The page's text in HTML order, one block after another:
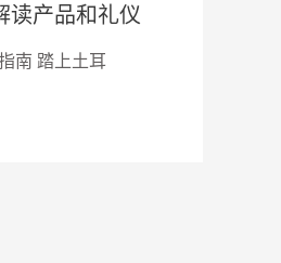
读产品和礼仪
南 踏上土耳